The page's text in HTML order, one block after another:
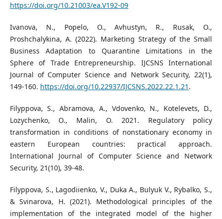
https://doi.org/10.21003/ea.V192-09
Ivanova, N., Popelo, O., Avhustyn, R., Rusak, O.,
Proshchalykina, A. (2022). Marketing Strategy of the Small
Business Adaptation to Quarantine Limitations in the
Sphere of Trade Entrepreneurship. IJCSNS International
Journal of Computer Science and Network Security, 22(1),
149-160. https://doi.org/10.22937/IJCSNS.2022.22.1.21 .
Filyppova, S., Abramova, A., Vdovenko, N., Kotelevets, D.,
Lozychenko, O., Malin, O. 2021. Regulatory policy
transformation in conditions of nonstationary economy in
eastern European countries: practical approach.
International Journal of Computer Science and Network
Security, 21(10), 39-48.
Filyppova, S., Lagodiienko, V., Duka A., Bulyuk V., Rybalko, S.,
& Svinarova, H. (2021). Methodological principles of the
implementation of the integrated model of the higher